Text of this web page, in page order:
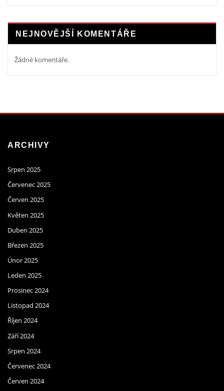
NEJNOVĚJŠÍ KOMENTÁŘE
Žádné komentáře.
ARCHIVY
Srpen 2025
Červenec 2025
Červen 2025
Květen 2025
Duben 2025
Březen 2025
Únor 2025
Leden 2025
Prosinec 2024
Listopad 2024
Říjen 2024
Září 2024
Srpen 2024
Červenec 2024
Červen 2024